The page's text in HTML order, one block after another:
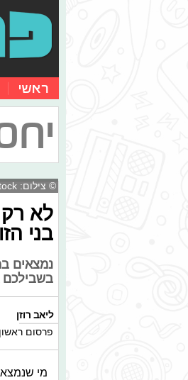
ראשי
© צילום: Shutterstock
לא
בני
נמצאים
בשבילכם
ליאב רוזן
פרסום ראשון: 12/12/2019,
מי